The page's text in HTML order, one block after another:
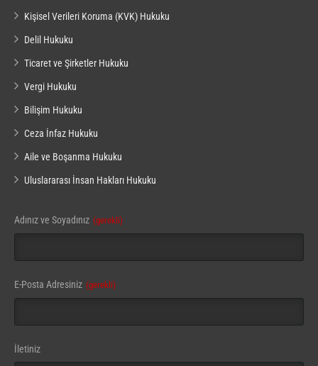
Kişisel Verileri Koruma (KVK) Hukuku
Delil Hukuku
Ticaret ve Şirketler Hukuku
Vergi Hukuku
Bilişim Hukuku
Ceza İnfaz Hukuku
Aile ve Boşanma Hukuku
Uluslararası İnsan Hakları Hukuku
Business
Email (gerekli)
Adınız ve Soyadınız (gerekli)
E-Posta Adresiniz (gerekli)
İletiniz